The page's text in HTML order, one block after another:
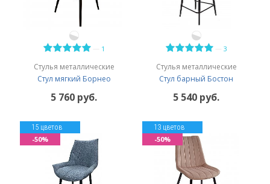
1
Стулья металлические
Стул мягкий Борнео
5 760 руб.
3
Стулья металлические
Стул барный Бостон
5 540 руб.
15 цветов
-50%
13 цветов
-50%